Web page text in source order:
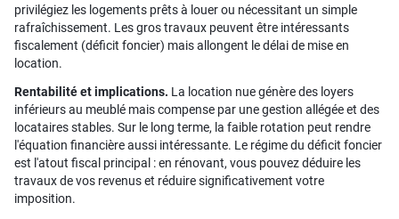
privilégiez les logements prêts à louer ou nécessitant un simple
rafraîchissement. Les gros travaux peuvent être intéressants
fiscalement (déficit foncier) mais allongent le délai de mise en
location.
Rentabilité et implications. La location nue génère des loyers
inférieurs au meublé mais compense par une gestion allégée et des
locataires stables. Sur le long terme, la faible rotation peut rendre
l'équation financière aussi intéressante. Le régime du déficit foncier
est l'atout fiscal principal : en rénovant, vous pouvez déduire les
travaux de vos revenus et réduire significativement votre
imposition.